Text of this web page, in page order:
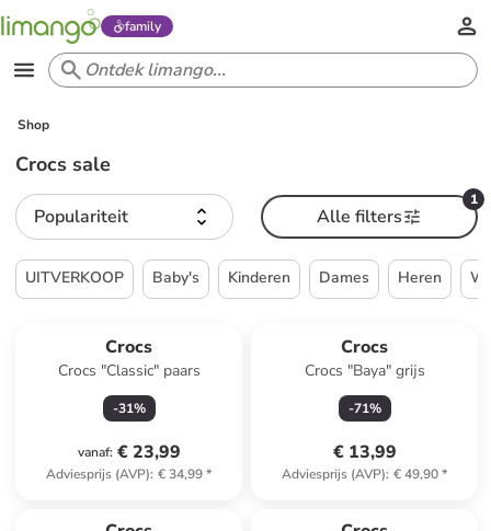
family
Shop
Crocs sale
Populariteit
1
Alle filters
UITVERKOOP Baby's Kinderen Dames Heren
Crocs
Crocs "Classic" paars
-31%
vanaf: € 23,99
Adviesprijs (AVP): € 34,99*
Crocs
Crocs "Baya" grijs
-71%
€ 13,99
Adviesprijs (AVP): € 49,90*